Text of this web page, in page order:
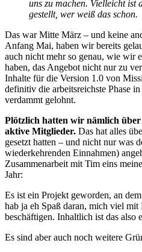
uns zu machen. Vielleicht ist
gestellt, wer weiß das schon.
Das war Mitte März – und keine
Anfang Mai, haben wir bereits
auch nicht mehr so genau, wie wir
haben, das Angebot nicht nur zu
Inhalte für die Version 1.0 von
definitiv die arbeitsreichste Phase in
verdammt gelohnt.
Plötzlich hatten wir nämlich
aktive Mitglieder. Das hat alles
gesetzt hatten – und nicht nur was
wiederkehrenden Einnahmen)
Zusammenarbeit mit Tim eins
Jahr:
Es ist ein Projekt geworden, an
hab ja eh Spaß daran, mich viel
beschäftigen. Inhaltlich ist das also
Es sind aber auch noch weitere